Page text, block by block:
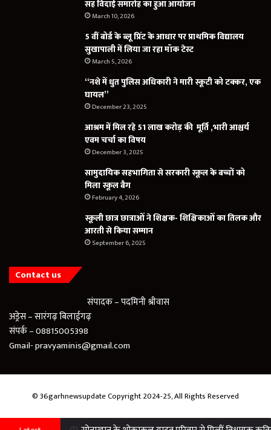
सह विदाई समारोह का हुआ आयोजन
March 10, 2026
5 वीं बोर्ड के ब्लू प्रिंट के आधार पर प्राथमिक विद्यालय
सुखापाली में लिया जा रहा मॉक टेस्ट
March 5, 2026
“नशे में धुत पुलिस अधिकारी ने मारी स्कूटी को टक्कर, एक
घायल”
December 23, 2025
आश्रम में मिल रहे 51 लाख करोड़ की मूर्ति ,भारी आश्चर्य
एवम चर्चा का विषय
December 3, 2025
सामुदायिक सहभागिता से सरकारी स्कूल के बच्चों को
मिला स्कूल बैग
February 4, 2026
स्कूली छात्र छात्राओं ने शिक्षक- शिक्षिकाओं का तिलक और
आरती से किया सम्मान
September 6, 2025
Contact us
संपादक – पदमिनी श्रीवास
अड्रेस – सारंगढ़ बिलाईगढ़
संपर्क – 08815005398
Gmail- pravyaminis@gmail.com
© 36garhnewsupdate Copyright 2024-25, All Rights Reserved